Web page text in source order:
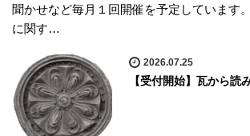
聞かせなど毎月１回開催を予定しています
に関す…
2026.07.25
【受付開始】瓦から読